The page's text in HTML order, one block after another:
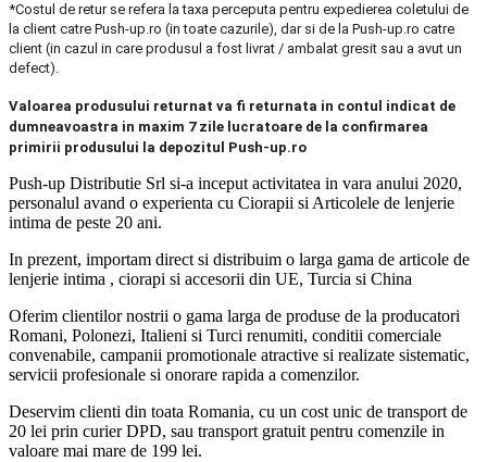
*Costul de retur se refera la taxa perceputa pentru expedierea coletului de
la client catre Push-up.ro (in toate cazurile), dar si de la Push-up.ro catre
client (in cazul in care produsul a fost livrat / ambalat gresit sau a avut un
defect).
Valoarea produsului returnat va fi returnata in contul indicat de
dumneavoastra in maxim 7 zile lucratoare de la confirmarea
primirii produsului la depozitul Push-up.ro
Push-up Distributie Srl si-a inceput activitatea in vara anului 2020,
personalul avand o experienta cu Ciorapii si Articolele de lenjerie
intima de peste 20 ani.
In prezent, importam direct si distribuim o larga gama de articole de
lenjerie intima , ciorapi si accesorii din UE, Turcia si China
Oferim clientilor nostrii o gama larga de produse de la producatori
Romani, Polonezi, Italieni si Turci renumiti, conditii comerciale
convenabile, campanii promotionale atractive si realizate sistematic,
servicii profesionale si onorare rapida a comenzilor.
Deservim clienti din toata Romania, cu un cost unic de transport de
20 lei prin curier DPD, sau transport gratuit pentru comenzile in
valoare mai mare de 199 lei.